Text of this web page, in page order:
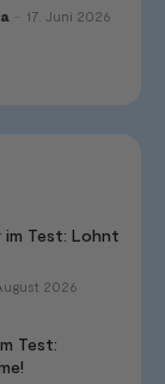
17. Juni 2026
im Test: Lohnt
2026
Test: